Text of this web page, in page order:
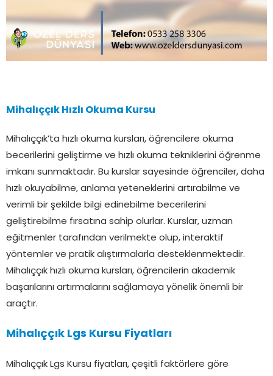
Mihalıççık Hızlı Okuma Kursu
Mihalıççık’ta hızlı okuma kursları, öğrencilere okuma
becerilerini geliştirme ve hızlı okuma tekniklerini öğrenme
imkanı sunmaktadır. Bu kurslar sayesinde öğrenciler, daha
hızlı okuyabilme, anlama yeteneklerini artırabilme ve
verimli bir şekilde bilgi edinebilme becerilerini
geliştirebilme fırsatına sahip olurlar. Kurslar, uzman
eğitmenler tarafından verilmekte olup, interaktif
yöntemler ve pratik alıştırmalarla desteklenmektedir.
Mihalıççık hızlı okuma kursları, öğrencilerin akademik
başarılarını artırmalarını sağlamaya yönelik önemli bir
araçtır.
Mihalıççık Lgs Kursu Fiyatları
Mihalıççık Lgs Kursu fiyatları, çeşitli faktörlere göre